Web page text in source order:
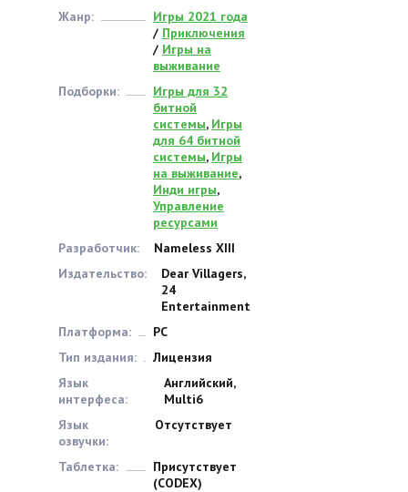
Жанр:
Игры 2021 года
/ Приключения
/ Игры на
выживание
Подборки:
Игры для 32
битной
системы, Игры
для 64 битной
системы, Игры
на выживание,
Инди игры,
Управление
ресурсами
Разработчик:
Nameless XIII
Издательство:
Dear Villagers,
24
Entertainment
Платформа:
PC
Тип издания:
Лицензия
Язык
интерфеса:
Английский,
Multi6
Язык
озвучки:
Отсутствует
Таблетка:
Присутствует
(CODEX)